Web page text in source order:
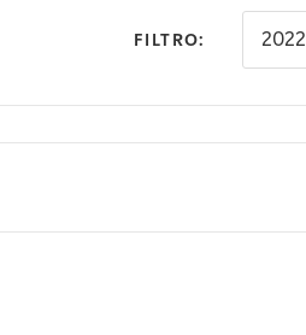
FILTRO: 2022